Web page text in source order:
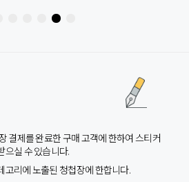
결제를 완료한 구매 고객에 한하여 스티커
으실 수 있습니다.
고리에 노출된 청첩장에 한합니다.